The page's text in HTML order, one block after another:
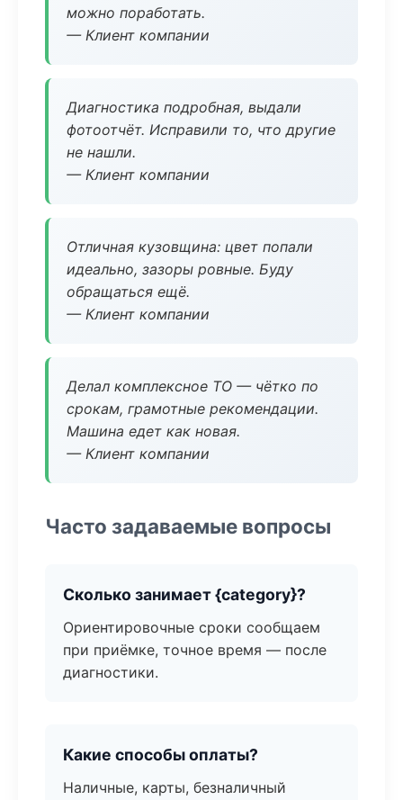
можно поработать.
— Клиент компании
Диагностика подробная, выдали
фотоотчёт. Исправили то, что другие
не нашли.
— Клиент компании
Отличная кузовщина: цвет попали
идеально, зазоры ровные. Буду
обращаться ещё.
— Клиент компании
Делал комплексное ТО — чётко по
срокам, грамотные рекомендации.
Машина едет как новая.
— Клиент компании
Часто задаваемые вопросы
Сколько занимает {category}?
Ориентировочные сроки сообщаем
при приёмке, точное время — после
диагностики.
Какие способы оплаты?
Наличные, карты, безналичный